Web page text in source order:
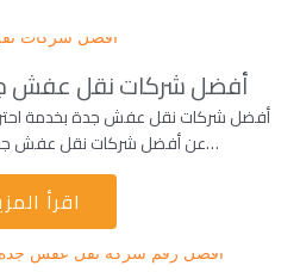
أفضل شركات نقل عفش
أفضل شركات نقل عفش جدة بخدمة
عن أفضل شركات نقل عفش جدة بخدمة احترافية، فإن…
اقرأ